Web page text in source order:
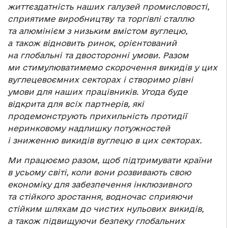
життєздатність наших галузей промисловості,
сприятиме виробництву та торгівлі сталлю
та алюмінієм з низьким вмістом вуглецю,
а також відновить ринок, орієнтований
на глобальні та двосторонні умови. Разом
ми стимулюватимемо скорочення викидів у цих
вуглецевоємних секторах і створимо рівні
умови для наших працівників. Угода буде
відкрита для всіх партнерів, які
продемонструють прихильність протидії
неринковому надлишку потужностей
і зниженню викидів вуглецю в цих секторах.
Ми працюємо разом, щоб підтримувати країни
в усьому світі, коли вони розвивають свою
економіку для забезпечення інклюзивного
та стійкого зростання, водночас сприяючи
стійким шляхам до чистих нульових викидів,
а також підвищуючи безпеку глобальних